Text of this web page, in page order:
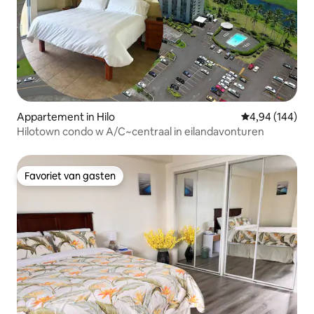
Appartement in Hilo Gemiddelde
4,94 (144)
Hilotown condo w A/C~centraal in eilandavonturen
Favoriet van gasten
Favoriet van gasten